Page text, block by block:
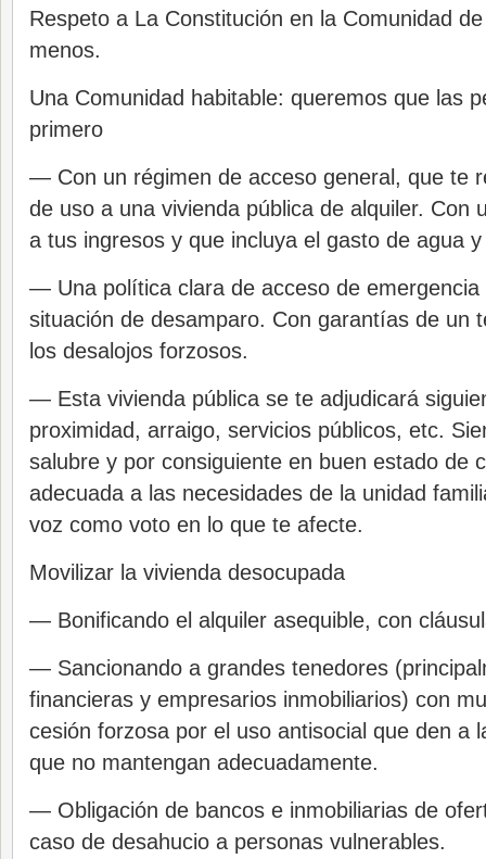
Respeto a La Constitución en la Comunidad
menos.
Una Comunidad habitable: queremos que las
primero
— Con un régimen de acceso general, que te
de uso a una vivienda pública de alquiler. Con
a tus ingresos y que incluya el gasto de agua
— Una política clara de acceso de emergencia
situación de desamparo. Con garantías de un
los desalojos forzosos.
— Esta vivienda pública se te adjudicará
proximidad, arraigo, servicios públicos, etc.
salubre y por consiguiente en buen estado de
adecuada a las necesidades de la unidad
voz como voto en lo que te afecte.
Movilizar la vivienda desocupada
— Bonificando el alquiler asequible, con
— Sancionando a grandes tenedores
financieras y empresarios inmobiliarios) con
cesión forzosa por el uso antisocial que den a
que no mantengan adecuadamente.
— Obligación de bancos e inmobiliarias de
caso de desahucio a personas vulnerables.